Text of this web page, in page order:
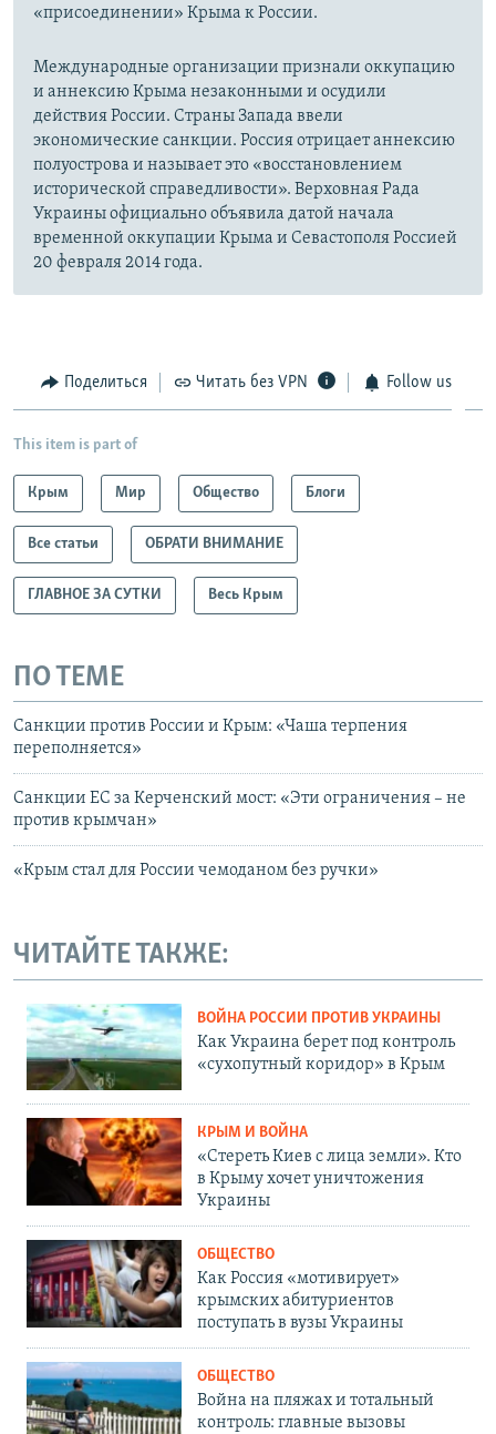
«присоединении» Крыма к России.
Международные организации признали оккупацию
и аннексию Крыма незаконными и осудили
действия России. Страны Запада ввели
экономические санкции. Россия отрицает аннексию
полуострова и называет это «восстановлением
исторической справедливости». Верховная Рада
Украины официально объявила датой начала
временной оккупации Крыма и Севастополя Россией
20 февраля 2014 года.
Поделиться Читать без VPN Follow us
This item is part of
Крым Мир Общество Блоги
Все статьи ОБРАТИ ВНИМАНИЕ
ГЛАВНОЕ ЗА СУТКИ Весь Крым
ПО ТЕМЕ
Санкции против России и Крым: «Чаша терпения
переполняется»
Санкции ЕС за Керченский мост: «Эти ограничения – не
против крымчан»
«Крым стал для России чемоданом без ручки»
ЧИТАЙТЕ ТАКЖЕ:
ВОЙНА РОССИИ ПРОТИВ УКРАИНЫ
Как Украина берет под контроль
«сухопутный коридор» в Крым
КРЫМ И ВОЙНА
«Стереть Киев с лица земли». Кто
в Крыму хочет уничтожения
Украины
ОБЩЕСТВО
Как Россия «мотивирует»
крымских абитуриентов
поступать в вузы Украины
ОБЩЕСТВО
Война на пляжах и тотальный
контроль: главные вызовы